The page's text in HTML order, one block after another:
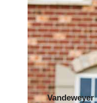
Vandeweyer